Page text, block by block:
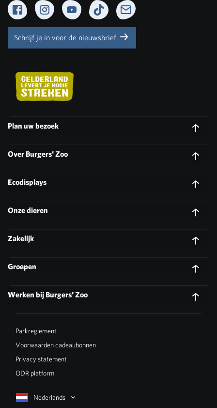
FacebookInstagramYouTubeTikTok Newsletter
Schrijf je in voor de nieuwsbrief
Plan uw bezoek
Over Burgers' Zoo
Ecodisplays
Onze dieren
Zakelijk
Groepen
Werken bij Burgers' Zoo
Nederlands
Parkreglement
Voorwaarden cadeaubonnen
Privacy statement
ODR platform